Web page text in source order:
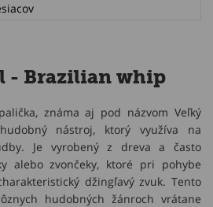
- Brazilian whip
známa aj pod názvom Veľký
nástroj, ktorý využíva na
Je vyrobený z dreva a často
alebo zvončeky, ktoré pri pohybe
džingľavý zvuk. Tento
hudobných žánroch vrátane